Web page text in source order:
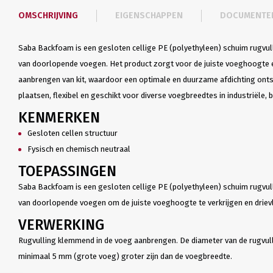
OMSCHRIJVING EIGENSCHAPPEN
Saba Backfoam is een gesloten cellige PE (polyethyleen) schuim
van doorlopende voegen. Het product zorgt voor de juiste voeghoogte
aanbrengen van kit, waardoor een optimale en duurzame afdichting
plaatsen, flexibel en geschikt voor diverse voegbreedtes in industriële,
KENMERKEN
Gesloten cellen structuur
Fysisch en chemisch neutraal
TOEPASSINGEN
Saba Backfoam is een gesloten cellige PE (polyethyleen) schuim
van doorlopende voegen om de juiste voeghoogte te verkrijgen en
VERWERKING
Rugvulling klemmend in de voeg aanbrengen. De diameter van de
minimaal 5 mm (grote voeg) groter zijn dan de voegbreedte.